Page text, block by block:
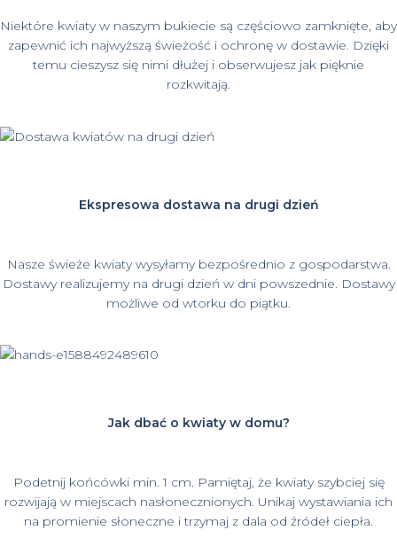
Niektóre kwiaty w naszym bukiecie są częściowo zamknięte, aby
zapewnić ich najwyższą świeżość i ochronę w dostawie. Dzięki
temu cieszysz się nimi dłużej i obserwujesz jak pięknie
rozkwitają.
Ekspresowa dostawa na drugi dzień
Nasze świeże kwiaty wysyłamy bezpośrednio z gospodarstwa.
Dostawy realizujemy na drugi dzień w dni powszednie. Dostawy
możliwe od wtorku do piątku.
Jak dbać o kwiaty w domu?
Podetnij końcówki min. 1 cm. Pamiętaj, że kwiaty szybciej się
rozwijają w miejscach nasłonecznionych. Unikaj wystawiania ich
na promienie słoneczne i trzymaj z dala od źródeł ciepła.